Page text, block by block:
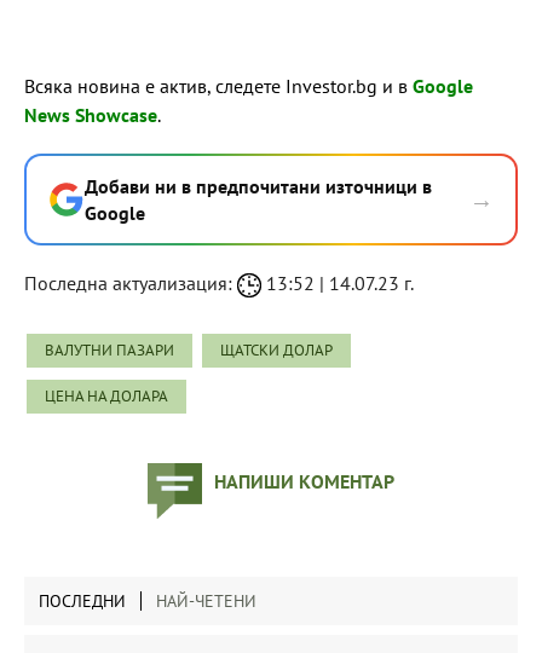
Всяка новина е актив, следете Investor.bg и в Google
News Showcase.
Добави ни в предпочитани източници в
Google
→
Последна актуализация: 13:52 | 14.07.23 г.
ВАЛУТНИ ПАЗАРИ ЩАТСКИ ДОЛАР
ЦЕНА НА ДОЛАРА
НАПИШИ КОМЕНТАР
ПОСЛЕДНИ НАЙ-ЧЕТЕНИ